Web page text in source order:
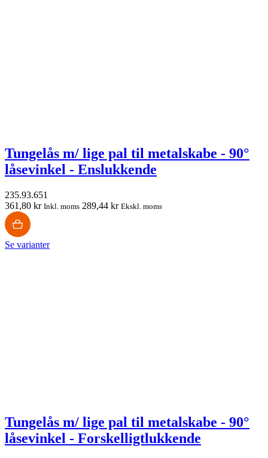
Tungelås m/ lige pal til metalskabe - 90°
låsevinkel - Enslukkende
235.93.651
361,80 kr Inkl. moms 289,44 kr Ekskl. moms
Se varianter
Tungelås m/ lige pal til metalskabe - 90°
låsevinkel - Forskelligtlukkende